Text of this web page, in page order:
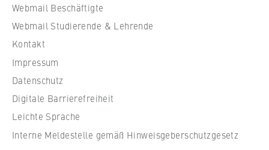
i
r
t
c
h
a
f
t
Webmail Beschäftigte
Webmail Studierende & Lehrende
Kontakt
Impressum
Datenschutz
Digitale Barrierefreiheit
Leichte Sprache
Interne Meldestelle gemäß Hinweisgeberschutzgesetz